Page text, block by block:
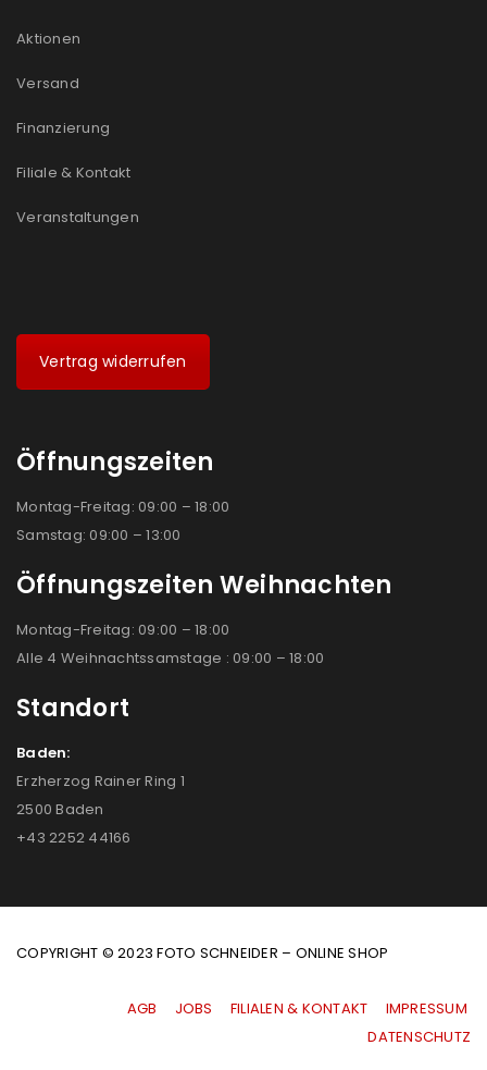
Ich stimme zu
akzeptiere die
Aktionen
Versand
Finanzierung
Filiale & Kontakt
Veranstaltungen
Vertrag widerrufen
Öffnungszeiten
Montag-Freitag: 09:00 – 18:00
Samstag: 09:00 – 13:00
Öffnungszeiten Weihnachten
Montag-Freitag: 09:00 – 18:00
Alle 4 Weihnachtssamstage : 09:00 – 18:00
Standort
Baden:
Erzherzog Rainer Ring 1
2500 Baden
+43 2252 44166
COPYRIGHT © 2023 FOTO SCHNEIDER – ONLINE SHOP
AGB JOBS FILIALEN & KONTAKT
IMPRESSUM
|DATENSCHUTZ